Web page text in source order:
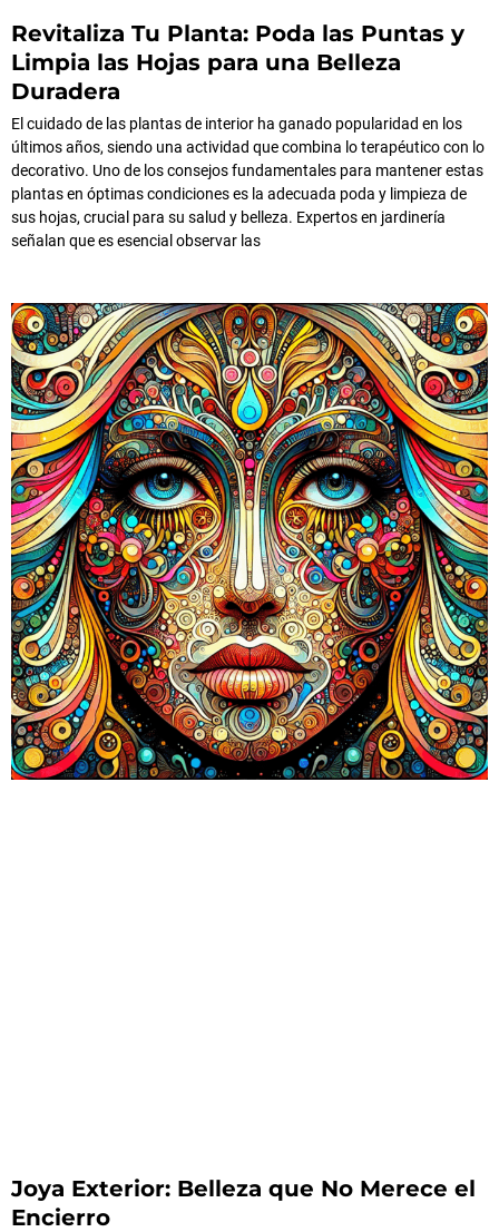
Revitaliza Tu Planta: Poda las Puntas y
Limpia las Hojas para una Belleza
Duradera
El cuidado de las plantas de interior ha ganado popularidad en los
últimos años, siendo una actividad que combina lo terapéutico con lo
decorativo. Uno de los consejos fundamentales para mantener estas
plantas en óptimas condiciones es la adecuada poda y limpieza de
sus hojas, crucial para su salud y belleza. Expertos en jardinería
señalan que es esencial observar las
Joya Exterior: Belleza que No Merece el
Encierro